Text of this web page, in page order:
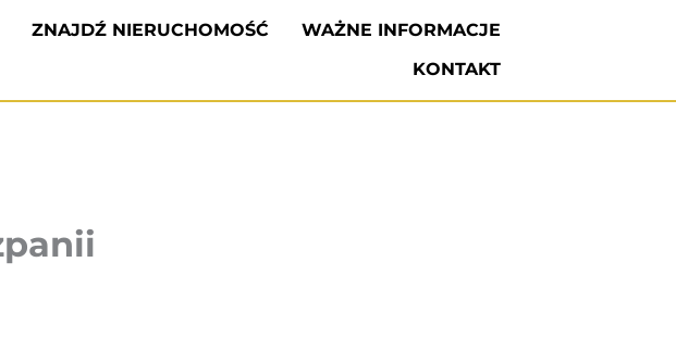
ZNAJDŹ NIERUCHOMOŚĆ
WAŻNE INFORMACJE
KONTAKT